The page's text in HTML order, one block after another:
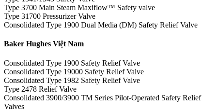
Type 3700 Main Steam Maxiflow™ Safety valve
Type 31700 Pressurizer Valve
Consolidated Type 1900 Dual Media (DM) Safety Relief Valve
Baker Hughes Việt Nam
Consolidated Type 1900 Safety Relief Valve
Consolidated Type 19000 Safety Relief Valve
Consolidated Type 1982 Safety Relief Valve
Type 2478 Relief Valve
Consolidated 3900/3900 TM Series Pilot-Operated Safety Relief
Valves